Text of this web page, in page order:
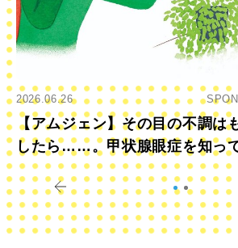
2026.06.26
【アムジェン】その目の不調は
したら……。甲状腺眼症を知っ
すか？